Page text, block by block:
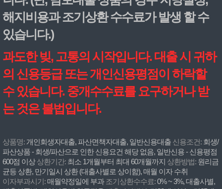
해지비용과 조기상환 수수료가 발생 할 수
있습니다.)
과도한 빚, 고통의 시작입니다. 대출 시 귀하
의 신용등급 또는 개인신용평점이 하락할
수 있습니다. 중개수수료를 요구하거나 받
는 것은 불법입니다.
상품명: 개인회생자대출, 파산면책자대출, 일반신용대출 신용조건: 회생/
파산상품 - 회생/파산으로 인한 신용요건 해당 없음, 일반신용 - 신용평점
600점 이상상환기간: 최소 1개월부터 최대 60개월까지 상환방법: 원리금
균등 상환, 만기일시 상환 (대출사별로 상이함), 매월 이자 수취
이자부과시기: 매월약정일에 부과 조기상환수수료:0% ~ 3%, 대출사별,